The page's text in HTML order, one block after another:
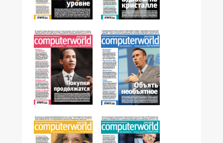
№42,2006 №41,2006
№40,2006 №39,2006